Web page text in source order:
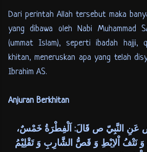
Dari perintah Allah tersebut maka
yang dibawa oleh Nabi Muhammad
(ummat Islam), seperti ibadah hajji,
khitan, meneruskan apa yang telah
Ibrahim AS.
Anjuran Berkhitan
عَنِ النَّبِيّ ص قَالَ: اَلْفِطْرَةُ خَمْسٌ،
وَ نَتْفُ اْلاِبْطِ وَ قَصُّ الشَّارِبِ وَ تَقْلِيْمُ